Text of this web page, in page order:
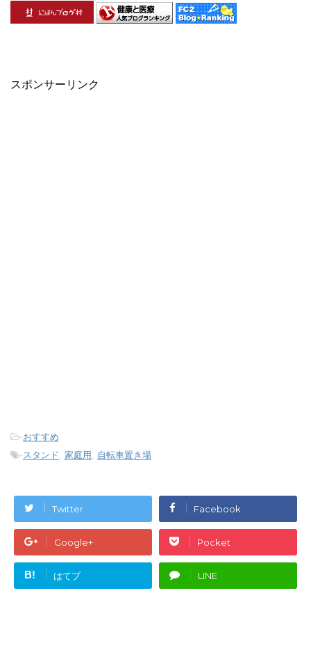
スポンサーリンク
-おすすめ
-スタンド, 家庭用 , 自転車置き場
Twitter Facebook
Google+ Pocket
B! はてブ LINE